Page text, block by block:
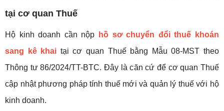
tại cơ quan Thuế
Hộ kinh doanh cần nộp
hồ sơ chuyển đổi thuế khoán
sang kê khai tại cơ quan Thuế bằng Mẫu 08-MST theo
Thông tư 86/2024/TT-BTC. Đây là căn cứ để cơ quan Thuế
cập nhật phương pháp tính thuế mới và quản lý thuế với hộ
kinh doanh.